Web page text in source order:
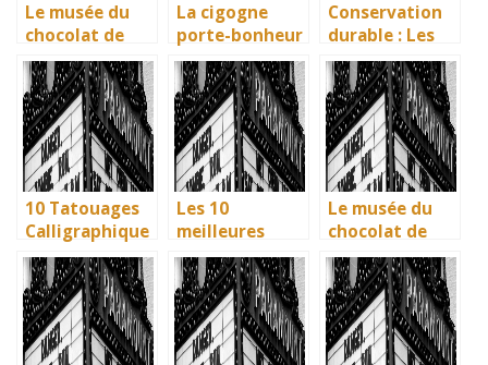
Le musée du
chocolat de
Bayonne : la
mémoire
vivante des
artisans
basques
La cigogne
porte-bonheur
: que dit la
légende ? Son
influence dans
la littérature
enfantine
Conservation
durable : Les
nouvelles
méthodes
écologiques du
British
Museum
10 Tatouages
Calligraphique
s : Citations et
Phrases
Uniques pour
immortaliser
vos amitiés
Les 10
meilleures
villes d’Italie à
visiter en 2025
: Ravenne, la
ville aux huit
monuments
Le musée du
chocolat de
Bayonne : la
mémoire
vivante des
artisans
basques